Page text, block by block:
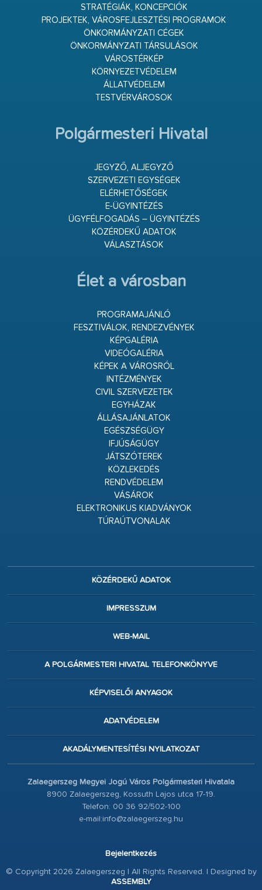
STRATÉGIÁK, KONCEPCIÓK
PROJEKTEK, VÁROSFEJLESZTÉSI PROGRAMOK
ÖNKORMÁNYZATI CÉGEK
ÖNKORMÁNYZATI TÁRSULÁSOK
VÁROSTÉRKÉP
KÖRNYEZETVÉDELEM
ÁLLATVÉDELEM
TESTVÉRVÁROSOK
Polgármesteri Hivatal
JEGYZŐ, ALJEGYZŐ
SZERVEZETI EGYSÉGEK
ELÉRHETŐSÉGEK
E-ÜGYINTÉZÉS
ÜGYFÉLFOGADÁS – ÜGYINTÉZÉS
KÖZÉRDEKŰ ADATOK
VÁLASZTÁSOK
Élet a városban
PROGRAMAJÁNLÓ
FESZTIVÁLOK, RENDEZVÉNYEK
KÉPGALÉRIA
VIDEÓGALÉRIA
KÉPEK A VÁROSRÓL
INTÉZMÉNYEK
CIVIL SZERVEZETEK
EGYHÁZAK
ÁLLÁSAJÁNLATOK
EGÉSZSÉGÜGY
IFJÚSÁGÜGY
JÁTSZÓTEREK
KÖZLEKEDÉS
RENDVÉDELEM
VÁSÁROK
ELEKTRONIKUS KIADVÁNYOK
TÚRAÚTVONALAK
KÖZÉRDEKŰ ADATOK
IMPRESSZUM
WEB-MAIL
A POLGÁRMESTERI HIVATAL TELEFONKÖNYVE
KÉPVISELŐI ANYAGOK
ADATVÉDELEM
AKADÁLYMENTESÍTÉSI NYILATKOZAT
Zalaegerszeg Megyei Jogú Város Polgármesteri Hivatala
8900 Zalaegerszeg, Kossuth Lajos utca 17-19.
Telefon: 00 36 92/502-100
e-mail:info@zalaegerszeg.hu
Bejelentkezés
© Copyright 2026 Zalaegerszeg | All Rights Reserved. | Designed by
ASSEMBLY